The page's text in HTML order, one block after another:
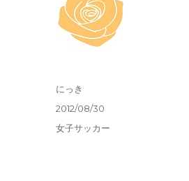
投
にっき
投
稿
2012/08/30
カ
女子サッカー